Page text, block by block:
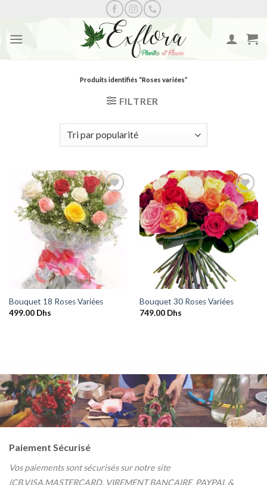
content
Produits identifiés “Roses variées”
FILTRER
Ajouter
à la
wishlist
Bouquet 18 Roses Variées
499.00 Dhs
Ajouter
à la
wishlist
Bouquet 30 Roses Variées
749.00 Dhs
Paiement Sécurisé
Vos paiements sont sécurisés sur notre site
(CB,VISA,MASTERCARD, VIREMENT BANCAIRE, PAYPAL &